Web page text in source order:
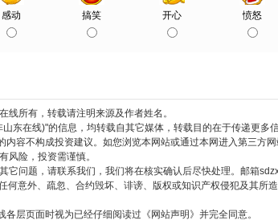
所有，转载请注明来源及作者姓名。
东在线)"的信息，均转载自其它媒体，转载目的在于传递更多
内容不构成投资建议。如您浏览本网站或通过本网进入第三方
风险，投资需谨慎。
它问题，请联系我们，我们将在核实确认后尽快处理。邮箱
何意外、疏忽、合约毁坏、诽谤、版权或知识产权侵犯及其所
层页面时视为已经仔细阅读过《网站声明》并完全同意。